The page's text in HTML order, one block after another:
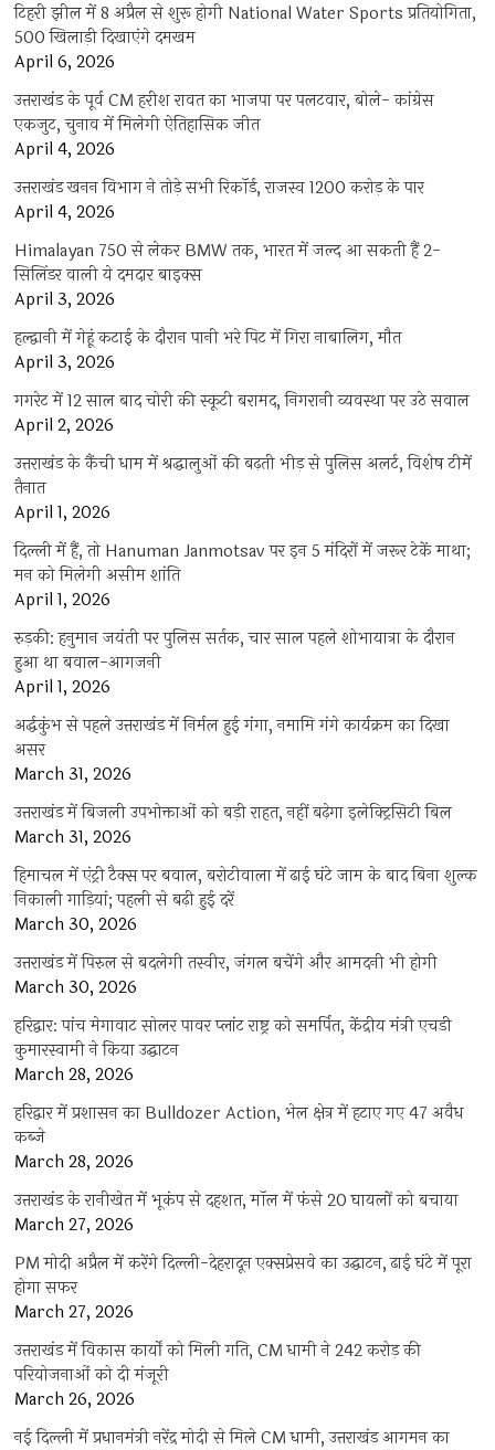
टिहरी झील में 8 अप्रैल से शुरू होगी National Water Sports प्रतियोगिता,
500 खिलाड़ी दिखाएंगे दमखम
April 6, 2026
उत्तराखंड के पूर्व CM हरीश रावत का भाजपा पर पलटवार, बोले- कांग्रेस
एकजुट, चुनाव में मिलेगी ऐतिहासिक जीत
April 4, 2026
उत्तराखंड खनन विभाग ने तोड़े सभी रिकॉर्ड, राजस्व 1200 करोड़ के पार
April 4, 2026
Himalayan 750 से लेकर BMW तक, भारत में जल्द आ सकती हैं 2-
सिलिंडर वाली ये दमदार बाइक्स
April 3, 2026
हल्द्वानी में गेहूं कटाई के दौरान पानी भरे पिट में गिरा नाबालिग, मौत
April 3, 2026
गगरेट में 12 साल बाद चोरी की स्कूटी बरामद, निगरानी व्यवस्था पर उठे सवाल
April 2, 2026
उत्तराखंड के कैंची धाम में श्रद्धालुओं की बढ़ती भीड़ से पुलिस अलर्ट, विशेष टीमें
तैनात
April 1, 2026
दिल्ली में हैं, तो Hanuman Janmotsav पर इन 5 मंदिरों में जरूर टेकें माथा;
मन को मिलेगी असीम शांति
April 1, 2026
रुड़की: हनुमान जयंती पर पुलिस सर्तक, चार साल पहले शोभायात्रा के दौरान
हुआ था बवाल-आगजनी
April 1, 2026
अर्द्धकुंभ से पहले उत्तराखंड में निर्मल हुई गंगा, नमामि गंगे कार्यक्रम का दिखा
असर
March 31, 2026
उत्तराखंड में बिजली उपभोक्ताओं को बड़ी राहत, नहीं बढ़ेगा इलेक्ट्रिसिटी बिल
March 31, 2026
हिमाचल में एंट्री टैक्स पर बवाल, बरोटीवाला में ढाई घंटे जाम के बाद बिना शुल्क
निकाली गाड़ियां; पहली से बढ़ी हुई दरें
March 30, 2026
उत्तराखंड में पिरुल से बदलेगी तस्वीर, जंगल बचेंगे और आमदनी भी होगी
March 30, 2026
हरिद्वार: पांच मेगावाट सोलर पावर प्लांट राष्ट्र को समर्पित, केंद्रीय मंत्री एचडी
कुमारस्वामी ने किया उद्घाटन
March 28, 2026
हरिद्वार में प्रशासन का Bulldozer Action, भेल क्षेत्र में हटाए गए 47 अवैध
कब्जे
March 28, 2026
उत्तराखंड के रानीखेत में भूकंप से दहशत, मॉल में फंसे 20 घायलों को बचाया
March 27, 2026
PM मोदी अप्रैल में करेंगे दिल्ली-देहरादून एक्सप्रेसवे का उद्घाटन, ढाई घंटे में पूरा
होगा सफर
March 27, 2026
उत्तराखंड में विकास कार्यों को मिली गति, CM धामी ने 242 करोड़ की
परियोजनाओं को दी मंजूरी
March 26, 2026
नई दिल्ली में प्रधानमंत्री नरेंद्र मोदी से मिले CM धामी, उत्तराखंड आगमन का